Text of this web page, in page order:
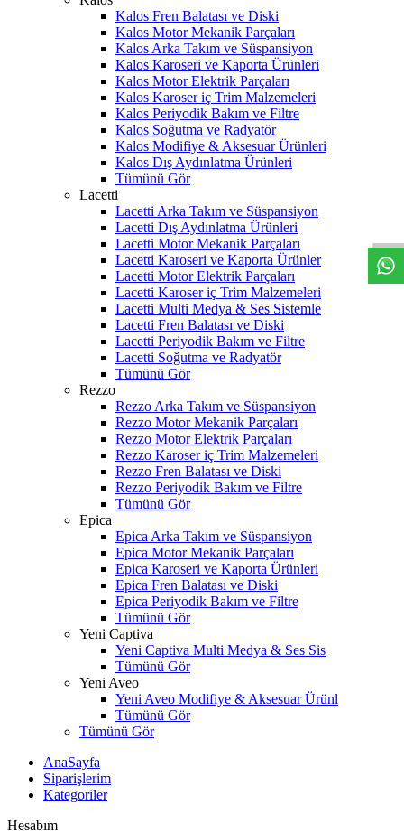
Kalos Fren Balatası ve Diski
Kalos Motor Mekanik Parçaları
Kalos Arka Takım ve Süspansiyon
Kalos Karoseri ve Kaporta Ürünleri
Kalos Motor Elektrik Parçaları
Kalos Karoser iç Trim Malzemeleri
Kalos Periyodik Bakım ve Filtre
Kalos Soğutma ve Radyatör
Kalos Modifiye & Aksesuar Ürünleri
Kalos Dış Aydınlatma Ürünleri
Tümünü Gör
Lacetti
Lacetti Arka Takım ve Süspansiyon
Lacetti Dış Aydınlatma Ürünleri
Lacetti Motor Mekanik Parçaları
Lacetti Karoseri ve Kaporta Ürünler
Lacetti Motor Elektrik Parçaları
Lacetti Karoser iç Trim Malzemeleri
Lacetti Multi Medya & Ses Sistemle
Lacetti Fren Balatası ve Diski
Lacetti Periyodik Bakım ve Filtre
Lacetti Soğutma ve Radyatör
Tümünü Gör
Rezzo
Rezzo Arka Takım ve Süspansiyon
Rezzo Motor Mekanik Parçaları
Rezzo Motor Elektrik Parçaları
Rezzo Karoser iç Trim Malzemeleri
Rezzo Fren Balatası ve Diski
Rezzo Periyodik Bakım ve Filtre
Tümünü Gör
Epica
Epica Arka Takım ve Süspansiyon
Epica Motor Mekanik Parçaları
Epica Karoseri ve Kaporta Ürünleri
Epica Fren Balatası ve Diski
Epica Periyodik Bakım ve Filtre
Tümünü Gör
Yeni Captiva
Yeni Captiva Multi Medya & Ses Sis
Tümünü Gör
Yeni Aveo
Yeni Aveo Modifiye & Aksesuar Ürünl
Tümünü Gör
Tümünü Gör
AnaSayfa
Siparişlerim
Kategoriler
Hesabım